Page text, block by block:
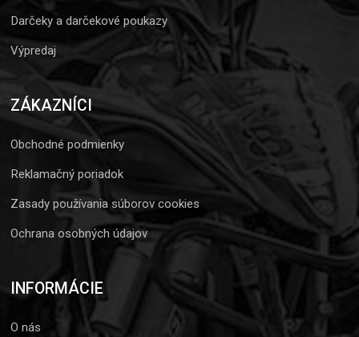
Darčeky a darčekové poukazy
Výpredaj
ZÁKAZNÍCI
Obchodné podmienky
Reklamačný poriadok
Zasady používania súborov cookies
Ochrana osobných údajov
INFORMÁCIE
O nás